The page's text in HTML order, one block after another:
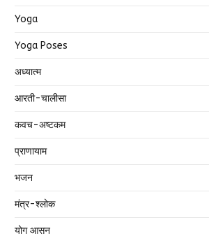
Yoga
Yoga Poses
अध्यात्म
आरती-चालीसा
कवच-अष्टकम
प्राणायाम
भजन
मंत्र-श्लोक
योग आसन